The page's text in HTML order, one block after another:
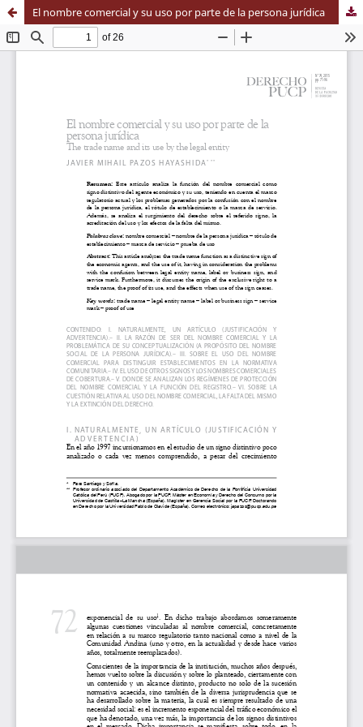
El nombre comercial y su uso por parte de la persona jurídica